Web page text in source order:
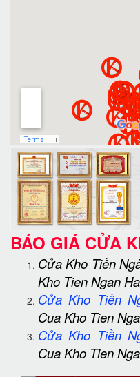
BÁO GIÁ CỬA
Cửa Kho Tiền
Kho Tien Ngan
Cửa Kho Tiền
Cua Kho Tien
Cửa Kho Tiền
Cua Kho Tien